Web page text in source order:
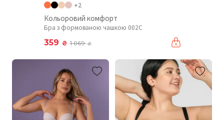
+2
Кольоровий комфорт
Бра з формованою чашкою 002C
359 ₴ 1 069₴